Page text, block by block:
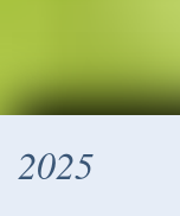
2025